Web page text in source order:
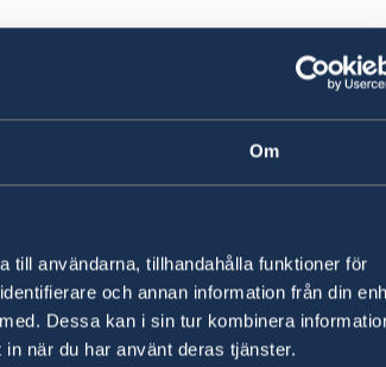
Om
till användarna, tillhandahålla funktioner för
och annan information från din
Dessa kan i sin tur kombinera
när du har använt deras tjänster.
av Spanien när det gäller
till Sverige handläggs och
också att de handlingar
ekonomiska bevis
till engelska, franska eller spanska.
webbsida